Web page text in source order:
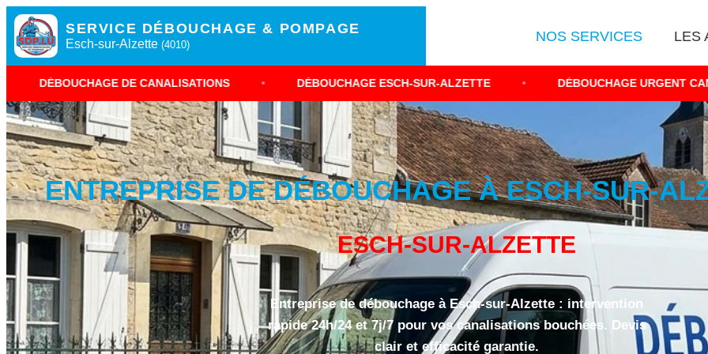
SERVICE DÉBOUCHAGE & POMPAGE
Esch-sur-Alzette (4010)
NOS SERVICES LES
DE CANALISATIONS • DÉBOUCHAGE ESCH-SUR-ALZETTE • DÉBOUCHAGE URGENT CANALISATION
ENTREPRISE DE DÉBOUCHAGE À ESCH-SUR-
ESCH-SUR-ALZETTE
Entreprise de débouchage à Esch-sur-Alzette : intervention
rapide 24h/24 et 7j/7 pour vos canalisations bouchées. Devis
clair et efficacité garantie.